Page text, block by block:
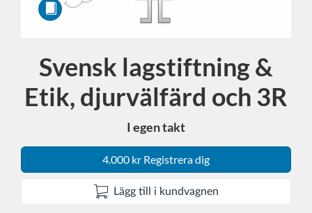
Kurs
Svensk lagstiftning &
Etik, djurvälfärd och 3R
I egen takt
4.000 kr Registrera dig
Lägg till i kundvagnen